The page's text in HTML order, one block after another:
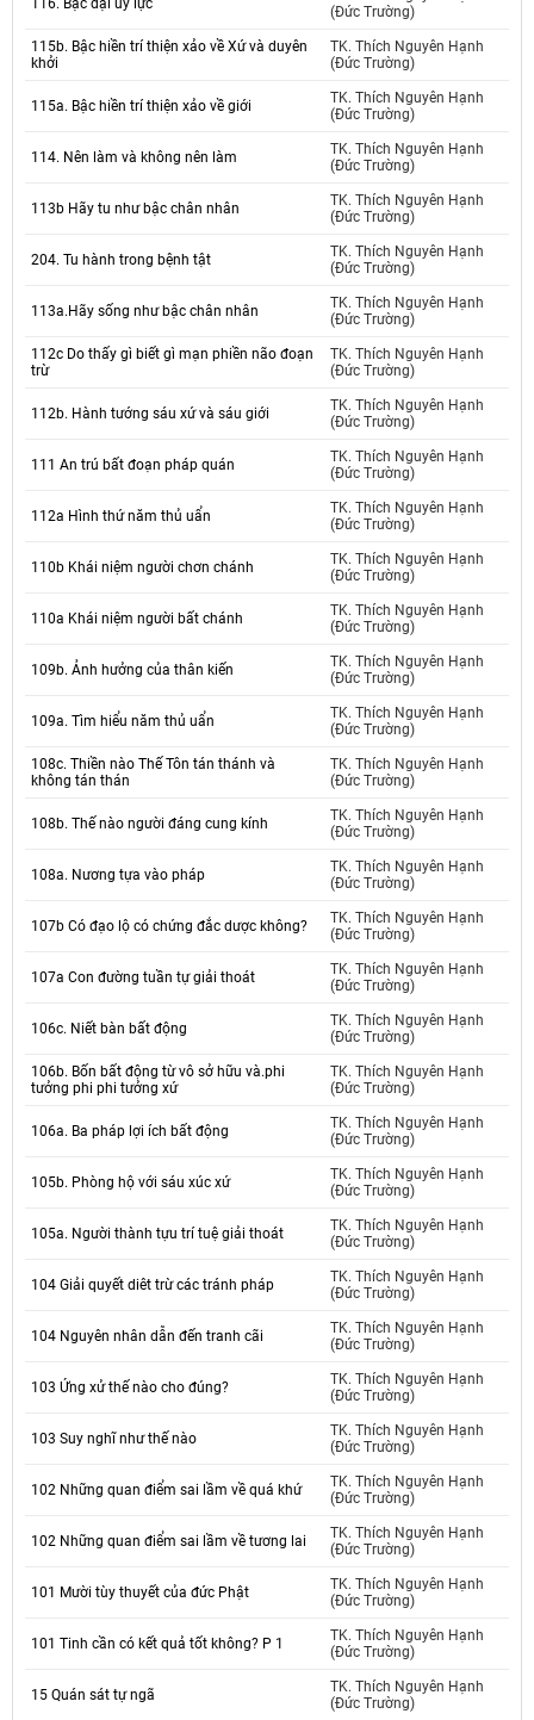
116. Bậc đại uy lực
(Đức Trường)
115b. Bậc hiền trí thiện xảo về Xứ và duyên
khởi
TK. Thích Nguyên Hạnh
(Đức Trường)
115a. Bậc hiền trí thiện xảo về giới
TK. Thích Nguyên Hạnh
(Đức Trường)
114. Nên làm và không nên làm
TK. Thích Nguyên Hạnh
(Đức Trường)
113b Hãy tu như bậc chân nhân
TK. Thích Nguyên Hạnh
(Đức Trường)
204. Tu hành trong bệnh tật
TK. Thích Nguyên Hạnh
(Đức Trường)
113a.Hãy sống như bậc chân nhân
TK. Thích Nguyên Hạnh
(Đức Trường)
112c Do thấy gì biết gì mạn phiền não đoạn
trừ
TK. Thích Nguyên Hạnh
(Đức Trường)
112b. Hành tướng sáu xứ và sáu giới
TK. Thích Nguyên Hạnh
(Đức Trường)
111 An trú bất đoạn pháp quán
TK. Thích Nguyên Hạnh
(Đức Trường)
112a Hình thứ năm thủ uẩn
TK. Thích Nguyên Hạnh
(Đức Trường)
110b Khái niệm người chơn chánh
TK. Thích Nguyên Hạnh
(Đức Trường)
110a Khái niệm người bất chánh
TK. Thích Nguyên Hạnh
(Đức Trường)
109b. Ảnh hưởng của thân kiến
TK. Thích Nguyên Hạnh
(Đức Trường)
109a. Tìm hiểu năm thủ uẩn
TK. Thích Nguyên Hạnh
(Đức Trường)
108c. Thiền nào Thế Tôn tán thánh và
không tán thán
TK. Thích Nguyên Hạnh
(Đức Trường)
108b. Thế nào người đáng cung kính
TK. Thích Nguyên Hạnh
(Đức Trường)
108a. Nương tựa vào pháp
TK. Thích Nguyên Hạnh
(Đức Trường)
107b Có đạo lộ có chứng đắc dược không?
TK. Thích Nguyên Hạnh
(Đức Trường)
107a Con đường tuần tự giải thoát
TK. Thích Nguyên Hạnh
(Đức Trường)
106c. Niết bàn bất động
TK. Thích Nguyên Hạnh
(Đức Trường)
106b. Bốn bất động từ vô sở hữu và.phi
tưởng phi phi tưởng xứ
TK. Thích Nguyên Hạnh
(Đức Trường)
106a. Ba pháp lợi ích bất động
TK. Thích Nguyên Hạnh
(Đức Trường)
105b. Phòng hộ với sáu xúc xứ
TK. Thích Nguyên Hạnh
(Đức Trường)
105a. Người thành tựu trí tuệ giải thoát
TK. Thích Nguyên Hạnh
(Đức Trường)
104 Giải quyết diêt trừ các tránh pháp
TK. Thích Nguyên Hạnh
(Đức Trường)
104 Nguyên nhân dẫn đến tranh cãi
TK. Thích Nguyên Hạnh
(Đức Trường)
103 Ứng xử thế nào cho đúng?
TK. Thích Nguyên Hạnh
(Đức Trường)
103 Suy nghĩ như thế nào
TK. Thích Nguyên Hạnh
(Đức Trường)
102 Những quan điểm sai lầm về quá khứ
TK. Thích Nguyên Hạnh
(Đức Trường)
102 Những quan điểm sai lầm về tương lai
TK. Thích Nguyên Hạnh
(Đức Trường)
101 Mười tùy thuyết của đức Phật
TK. Thích Nguyên Hạnh
(Đức Trường)
101 Tinh cần có kết quả tốt không? P 1
TK. Thích Nguyên Hạnh
(Đức Trường)
15 Quán sát tự ngã
TK. Thích Nguyên Hạnh
(Đức Trường)